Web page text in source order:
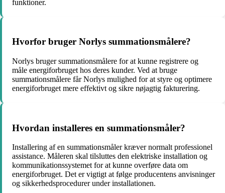
funktioner.
Hvorfor bruger Norlys summationsmålere?
Norlys bruger summationsmålere for at kunne registrere og
måle energiforbruget hos deres kunder. Ved at bruge
summationsmålere får Norlys mulighed for at styre og optimere
energiforbruget mere effektivt og sikre nøjagtig fakturering.
Hvordan installeres en summationsmåler?
Installering af en summationsmåler kræver normalt professionel
assistance. Måleren skal tilsluttes den elektriske installation og
kommunikationssystemet for at kunne overføre data om
energiforbruget. Det er vigtigt at følge producentens anvisninger
og sikkerhedsprocedurer under installationen.